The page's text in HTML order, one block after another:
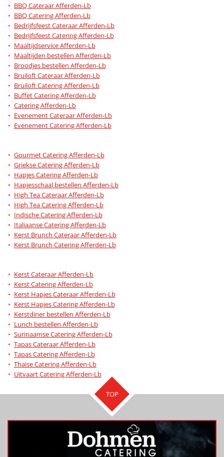
BBQ Cateraar Afferden-Lb
BBQ Catering Afferden-Lb
Bedrijfsfeest Cateraar Afferden-Lb
Bedrijfsfeest Catering Afferden-Lb
Maaltijdservice Afferden-Lb
Maaltijden bestellen Afferden-Lb
Broodjes bestellen Afferden-Lb
Bruiloft Cateraar Afferden-Lb
Bruiloft Catering Afferden-Lb
Buffet Catering Afferden-Lb
Catering Afferden-Lb
Evenement Cateraar Afferden-Lb
Evenement Catering Afferden-Lb
Gourmet Catering Afferden-Lb
Griekse Catering Afferden-Lb
Hapjes Catering Afferden-Lb
Hapjesschaal bestellen Afferden-Lb
High Tea Cateraar Afferden-Lb
High Tea Catering Afferden-Lb
Indische Catering Afferden-Lb
Italiaanse Catering Afferden-Lb
Kerst Brunch Cateraar Afferden-Lb
Kerst Brunch Catering Afferden-Lb
Kerst Cateraar Afferden-Lb
Kerst Catering Afferden-Lb
Kerst Hapjes Cateraar Afferden-Lb
Kerst Hapjes Catering Afferden-Lb
Kerstdiner bestellen Afferden-Lb
Lunch bestellen Afferden-Lb
Surinaamse Catering Afferden-Lb
Tapas Cateraar Afferden-Lb
Tapas Catering Afferden-Lb
Thaise Catering Afferden-Lb
Uitvaart Catering Afferden-Lb
TOP